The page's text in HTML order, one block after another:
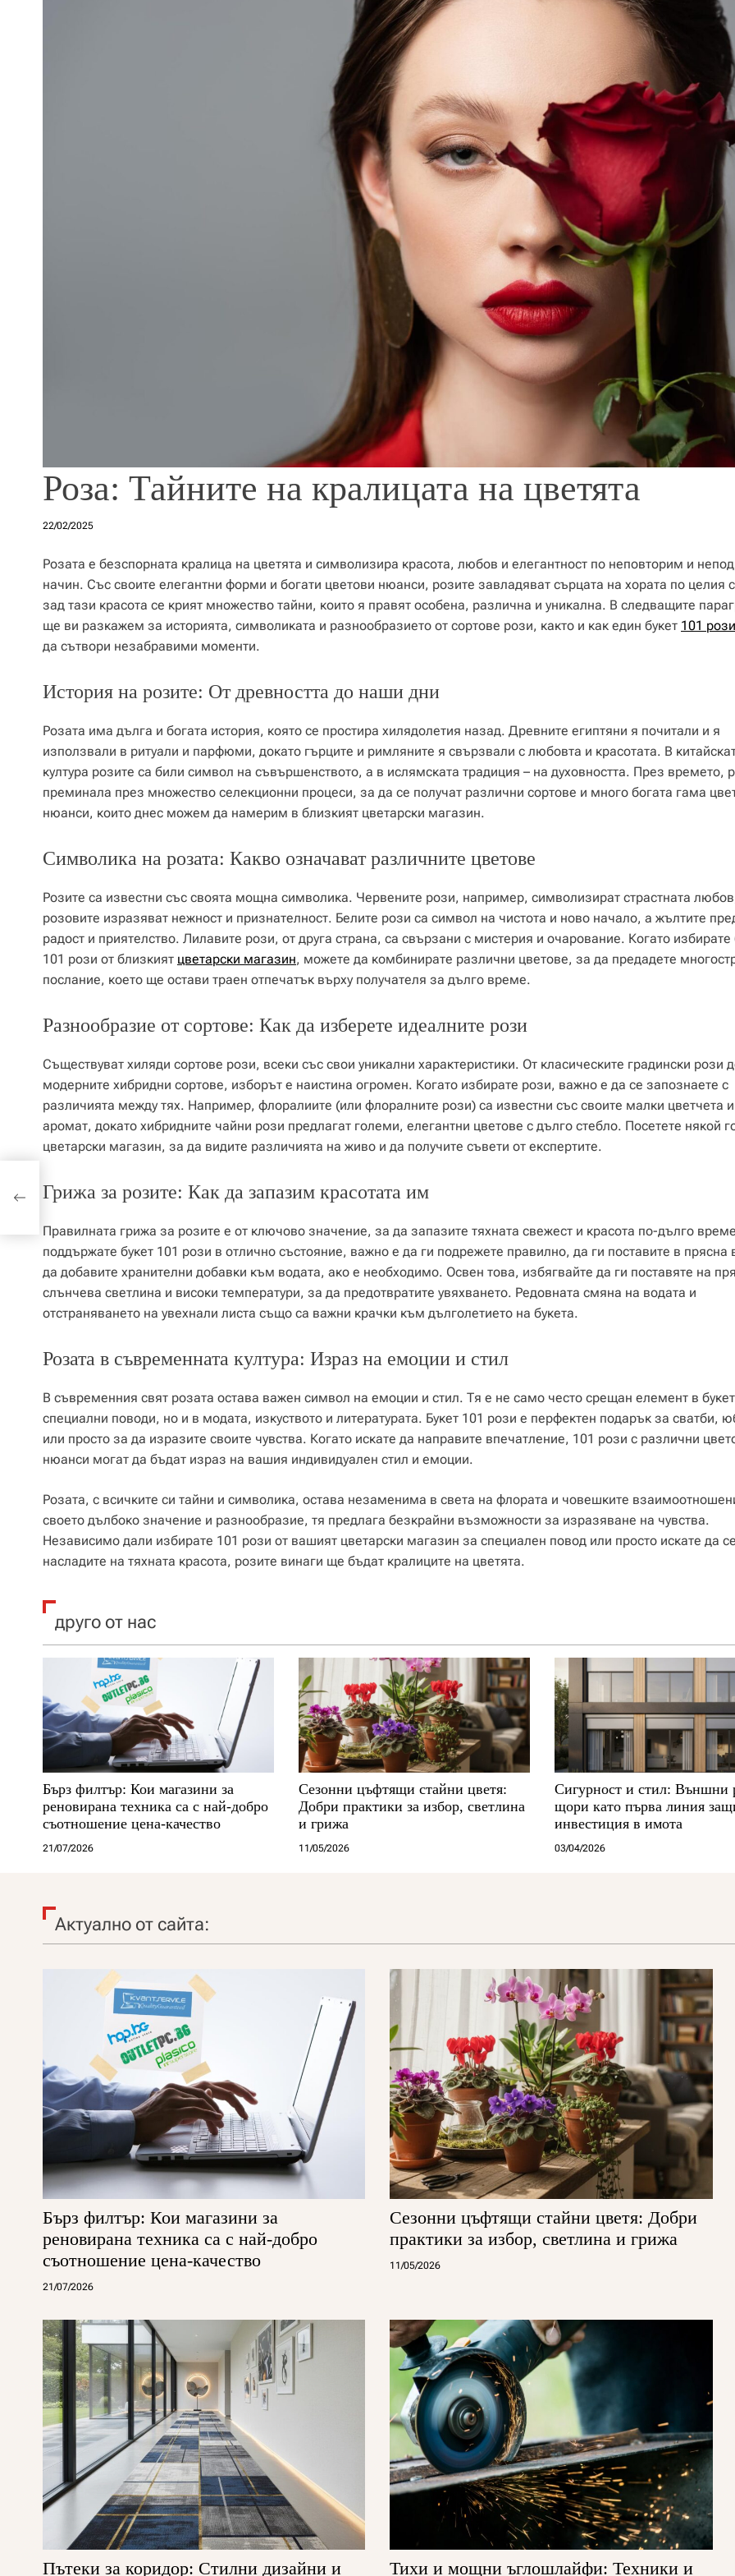
Роза: Тайните на кралицата на цветята
22/02/2025
Розата е безспорната кралица на цветята и символизира красота, любов и елегантност по неповторим и
начин. Със своите елегантни форми и богати цветови нюанси, розите завладяват сърцата на хората по целия
зад тази красота се крият множество тайни, които я правят особена, различна и уникална. В следващите
ще ви разкажем за историята, символиката и разнообразието от сортове рози, както и как един букет 101 рози
да сътвори незабравими моменти.
История на розите: От древността до наши дни
Розата има дълга и богата история, която се простира хилядолетия назад. Древните египтяни я почитали и я
използвали в ритуали и парфюми, докато гърците и римляните я свързвали с любовта и красотата. В
култура розите са били символ на съвършенството, а в ислямската традиция – на духовността. През времето,
преминала през множество селекционни процеси, за да се получат различни сортове и много богата гама
нюанси, които днес можем да намерим в близкият цветарски магазин.
Символика на розата: Какво означават различните цветове
Розите са известни със своята мощна символика. Червените рози, например, символизират страстната
розовите изразяват нежност и признателност. Белите рози са символ на чистота и ново начало, а жълтите
радост и приятелство. Лилавите рози, от друга страна, са свързани с мистерия и очарование. Когато избирате
101 рози от близкият цветарски магазин, можете да комбинирате различни цветове, за да предадете
послание, което ще остави траен отпечатък върху получателя за дълго време.
Разнообразие от сортове: Как да изберете идеалните рози
Съществуват хиляди сортове рози, всеки със свои уникални характеристики. От класическите градински рози
модерните хибридни сортове, изборът е наистина огромен. Когато избирате рози, важно е да се запознаете с
различията между тях. Например, флоралиите (или флоралните рози) са известни със своите малки цветчета
аромат, докато хибридните чайни рози предлагат големи, елегантни цветове с дълго стебло. Посетете някой
цветарски магазин, за да видите различията на живо и да получите съвети от експертите.
Грижа за розите: Как да запазим красотата им
Правилната грижа за розите е от ключово значение, за да запазите тяхната свежест и красота по-дълго
поддържате букет 101 рози в отлично състояние, важно е да ги подрежете правилно, да ги поставите в прясна
да добавите хранителни добавки към водата, ако е необходимо. Освен това, избягвайте да ги поставяте на
слънчева светлина и високи температури, за да предотвратите увяхването. Редовната смяна на водата и
отстраняването на увехнали листа също са важни крачки към дълголетието на букета.
Розата в съвременната култура: Израз на емоции и стил
В съвременния свят розата остава важен символ на емоции и стил. Тя е не само често срещан елемент в
специални поводи, но и в модата, изкуството и литературата. Букет 101 рози е перфектен подарък за сватби,
или просто за да изразите своите чувства. Когато искате да направите впечатление, 101 рози с различни
нюанси могат да бъдат израз на вашия индивидуален стил и емоции.
Розата, с всичките си тайни и символика, остава незаменима в света на флората и човешките
своето дълбоко значение и разнообразие, тя предлага безкрайни възможности за изразяване на чувства.
Независимо дали избирате 101 рози от вашият цветарски магазин за специален повод или просто искате да се
насладите на тяхната красота, розите винаги ще бъдат кралиците на цветята.
друго от нас
Бърз филтър: Кои магазини за
реновирана техника са с най-добро
съотношение цена-качество
21/07/2026
Сезонни цъфтящи стайни цветя:
Добри практики за избор, светлина
и грижа
11/05/2026
Сигурност и стил: Външни
щори като първа линия
инвестиция в имота
03/04/2026
Актуално от сайта:
Бърз филтър: Кои магазини за
реновирана техника са с най-добро
съотношение цена-качество
21/07/2026
Сезонни цъфтящи стайни цветя: Добри
практики за избор, светлина и грижа
11/05/2026
Пътеки за коридор: Стилни дизайни и Тихи и мощни ъглошлайфи: Техники и